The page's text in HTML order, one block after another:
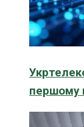
першому